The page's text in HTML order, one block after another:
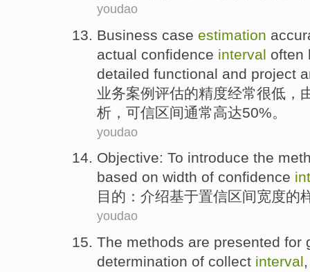
youdao
Business case estimation
actual confidence interval often
detailed functional and project
业务案例 评估的精度经常很低 ，
析 ， 可信区间通常高达50%。
youdao
Objective: To introduce the
based on width of confidence
目的 ： 介绍基于置信区间宽度的
youdao
The methods are presented for
determination of collect interval